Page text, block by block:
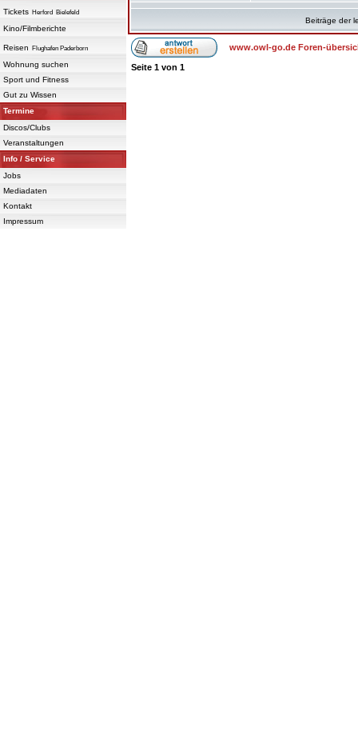
Tickets Herford Bielefeld
Kino/Filmberichte
Reisen Flughafen Paderborn
Wohnung suchen
Sport und Fitness
Gut zu Wissen
Termine
Discos/Clubs
Veranstaltungen
Info / Service
Jobs
Mediadaten
Kontakt
Impressum
Beiträge der
www.owl-go.de Foren-
Seite 1 von 1